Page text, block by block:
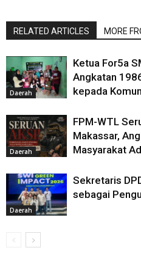
RELATED ARTICLES MORE
Daerah
Ketua For5a
Angkatan
kepada
Daerah
FPM-WTL
Makassar,
Masyarakat
Daerah
Sekretaris
sebagai